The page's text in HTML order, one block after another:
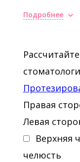
Повышение
VDW
Подробнее
Правая
Левая
Верхняя
челюсть